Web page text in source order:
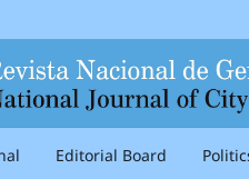
Editorial Board